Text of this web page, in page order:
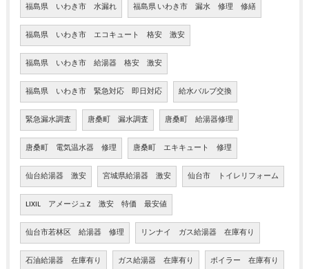
福島県 いわき市 水漏れ 福島県 いわき市 漏水 修理 修繕
福島県 いわき市 エコキュート 格安 激安
福島県 いわき市 給湯器 格安 激安
福島県 いわき市 緊急対応 即日対応 給水バルブ交換
緊急漏水調査 唐桑町 漏水調査 唐桑町 給湯器修理
唐桑町 電気温水器 修理 唐桑町 エキキュート 修理
仙台給湯器 激安 宮城県給湯器 激安 仙台市 トイレリフォーム
LIXIL アメージュZ 激安 特価 最安値
仙台市若林区 給湯器 修理 リンナイ ガス給湯器 在庫有り
石油給湯器 在庫有り ガス給湯器 在庫有り ボイラー 在庫有り